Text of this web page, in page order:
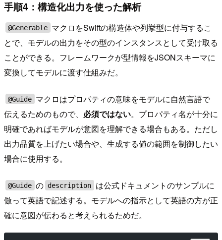
手順4：構造化出力を使った解析
@Generable マクロをSwiftの構造体や列挙型に付与するこ
とで、モデルの出力をその型のインスタンスとして受け取る
ことができる。フレームワークが型情報をJSONスキーマに
変換してモデルに渡す仕組みだ。
@Guide マクロはプロパティの意味をモデルに自然言語で
伝えるためのもので、 必須ではない。プロパティ名が十分に
明確であればモデルが意図を理解できる場合もある。ただし
出力品質を上げたい場合や、生成する値の範囲を制御したい
場合に使用する。
@Guide の description
は公式ドキュメントのサンプルに
倣って英語で記述する。モデルへの指示として英語の方が正
確に意図が伝わると考えられるためだ。